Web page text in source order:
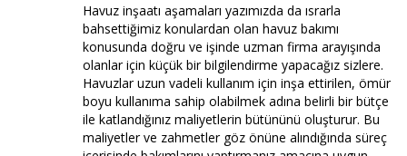
Havuz inşaatı aşamaları yazımızda da ısrarla
bahsettiğimiz konulardan olan havuz bakımı
konusunda doğru ve işinde uzman firma arayışında
olanlar için küçük bir bilgilendirme yapacağız sizlere.
Havuzlar uzun vadeli kullanım için inşa ettirilen, ömür
boyu kullanıma sahip olabilmek adına belirli bir bütçe
ile katlandığınız maliyetlerin bütününü oluşturur. Bu
maliyetler ve zahmetler göz önüne alındığında süreç